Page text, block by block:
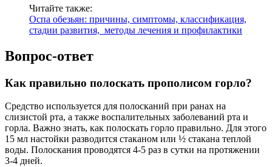
Читайте также:
Оспа обезьян: причины, симптомы, классификация,
стадии развития, методы лечения и профилактики
Вопрос-ответ
Как правильно полоскать прополисом горло?
Средство используется для полосканий при ранах на
слизистой рта, а также воспалительных заболеваний рта и
горла. Важно знать, как полоскать горло правильно. Для этого
15 мл настойки разводится стаканом или ½ стакана теплой
воды. Полоскания проводятся 4-5 раз в сутки на протяжении
3-4 дней.